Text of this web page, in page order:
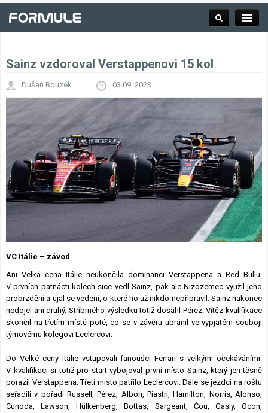
Kalendář F1
Výsledky F1
Týmy a jezdci F1
Lexikon F1
Sainz vzdoroval Verstappenovi 15 kol
Dušan Bouzek 03.09. 2023
VC Itálie – závod
Ani Velká cena Itálie neukončila dominanci Verstappena a Red Bullu.
V prvních patnácti kolech sice vedl Sainz, pak ale Nizozemec využil jeho
probrzdění a ujal se vedení, o které ho už nikdo nepřipravil. Sainz nakonec
nedojel ani druhý. Stříbrného výsledku totiž dosáhl Pérez. Vítěz kvalifikace
skončil na třetím místě poté, co se v závěru ubránil ve vypjatém souboji
týmovému kolegovi Leclercovi.
Do Velké ceny Itálie vstupovali fanoušci Ferrari s velkými očekáváními.
V kvalifikaci si totiž pro start vybojoval první místo Sainz, který jen těsně
porazil Verstappena. Třetí místo patřilo Leclercovi. Dále se jezdci na roštu
seřadili v pořadí Russell, Pérez, Albon, Piastri, Hamilton, Norris, Alonso,
Cunoda, Lawson, Hülkenberg, Bottas, Sargeant, Čou, Gasly, Ocon,